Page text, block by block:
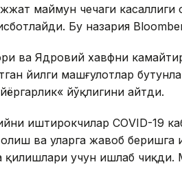
маймун чечаги касаллиги
Бу назария
ва Ядровий хавфни
йилги машғулотлар
йўқлигини айтди.
иштирокчилар CОVID-19
ва уларга жавоб беришга
қилишлари учун ишлаб